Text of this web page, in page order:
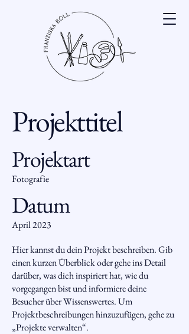
Projekttitel
Projektart
Fotografie
Datum
April 2023
Hier kannst du dein Projekt beschreiben. Gib
einen kurzen Überblick oder gehe ins Detail
darüber, was dich inspiriert hat, wie du
vorgegangen bist und informiere deine
Besucher über Wissenswertes. Um
Projektbeschreibungen hinzuzufügen, gehe zu
„Projekte verwalten“.